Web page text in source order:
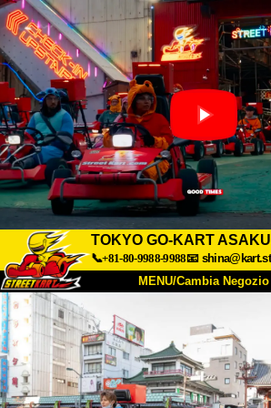
TOKYO GO-KART
📞+81-80-9988-9988📧 shina@kart.st
MENU/Cambia Negozio
Chi Siamo Specifiche
Accesso Recensioni